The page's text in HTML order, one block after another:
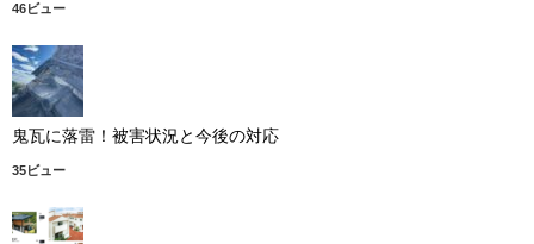
46ビュー
鬼瓦に落雷！被害状況と今後の対応
35ビュー